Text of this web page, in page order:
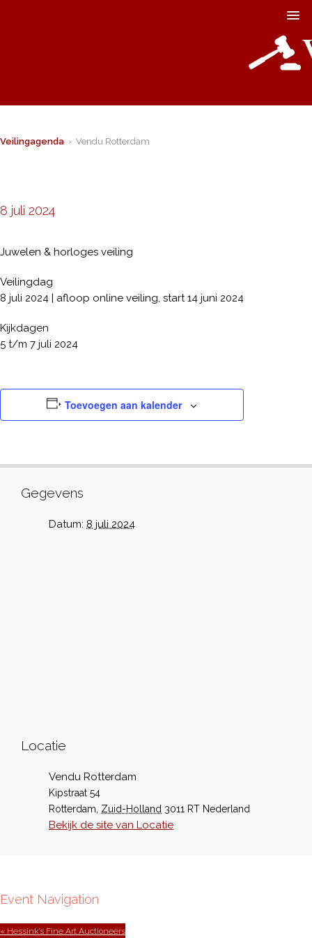
Veilingagenda › Vendu Rotterdam
8 juli 2024
Juwelen & horloges veiling
Veilingdag
8 juli 2024 | afloop online veiling, start 14 juni 2024
Kijkdagen
5 t/m 7 juli 2024
Toevoegen aan kalender
Gegevens
Datum: 8 juli 2024
Locatie
Vendu Rotterdam
Kipstraat 54
Rotterdam Zuid-Holland 3011 RT Nederland
Bekijk de site van Locatie
Event Navigation
« Hessink’s Fine Art Auctioneers